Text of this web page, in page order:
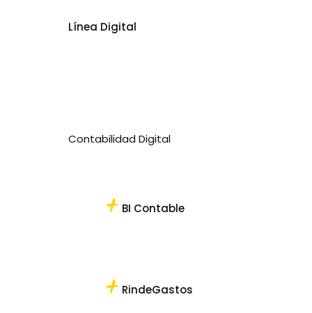
Línea Digital
Contabilidad Digital
BI Contable
RindeGastos